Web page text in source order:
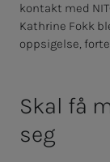
kontakt med
Kathrine Fokk
oppsigelse,
Skal få
seg